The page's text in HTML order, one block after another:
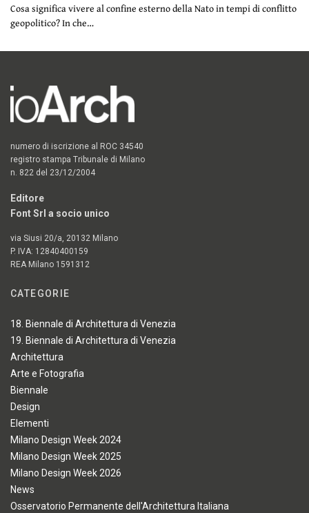
Cosa significa vivere al confine esterno della Nato in tempi di conflitto
geopolitico? In che…
numero di iscrizione al ROC 34540
registro stampa Tribunale di Milano
n. 822 del 23/12/2004
Editore
Font Srl a socio unico
via Siusi 20/a, 20132 Milano
P. IVA: 12840400159
REA Milano 1591312
CATEGORIE
18. Biennale di Architettura di Venezia
19. Biennale di Architettura di Venezia
Architettura
Arte e Fotografia
Biennale
Design
Elementi
Milano Design Week 2024
Milano Design Week 2025
Milano Design Week 2026
News
Osservatorio Permanente dell'Architettura Italiana